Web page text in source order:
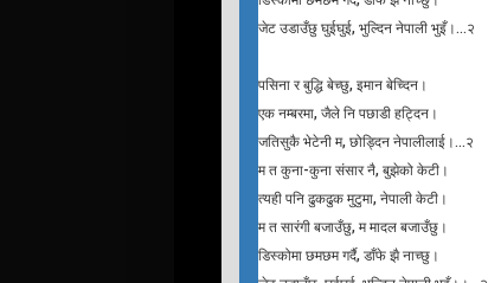
जेट उडाउँछु घुईघुई, भुल्दिन नेपाली भुइँ।…२
पसिना र बुद्धि बेच्छु, इमान बेच्दिन।
एक नम्बरमा, जैले नि पछाडी हट्दिन।
जतिसुकै भेटेनी म, छोड्दिन नेपालीलाई।…२
म त कुना-कुना संसार नै, बुझेको केटी।
त्यही पनि ढुकढुक मुटुमा, नेपाली केटी।
म त सारंगी बजाउँछु, म मादल बजाउँछु।
डिस्कोमा छमछम गर्दै, डाँफे झै नाच्छु।